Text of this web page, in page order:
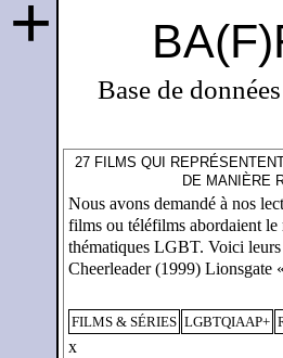
Base de
+
27 FILMS QUI
DE MANIÈRE
Nous avons demandé à nos
films ou téléfilms abordaient le
thématiques LGBT. Voici leurs
Cheerleader (1999)
FILMS & SÉRIES LGBTQIAAP+
x